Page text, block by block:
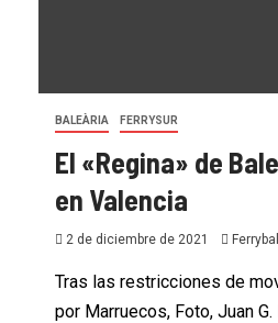
BALEÀRIA FERRYSUR
El «Regina» de
en Valencia
2 de diciembre de 2021
Tras las restricciones de
por Marruecos, Foto, Juan G.